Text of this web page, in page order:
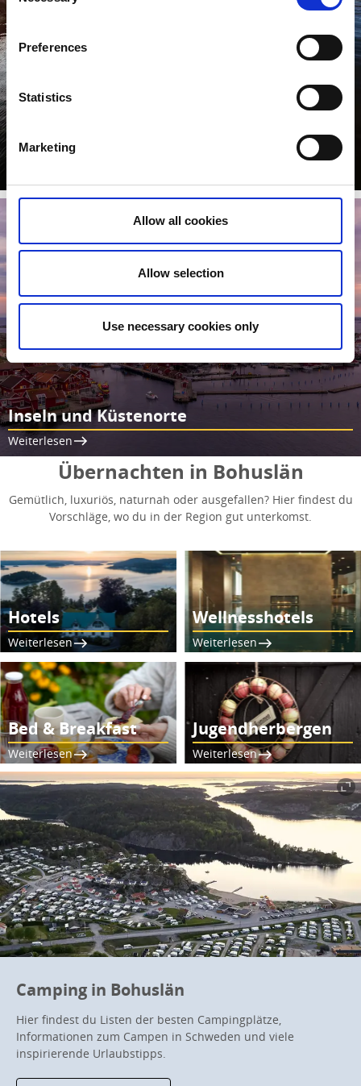
Preferences
Statistics
Marketing
Allow all cookies
Allow selection
Use necessary cookies only
Schalentiererlebnisse
Inseln und Küstenorte
Weiterlesen
Übernachten in Bohuslän
Gemütlich, luxuriös, naturnah oder ausgefallen? Hier findest du
Vorschläge, wo du in der Region gut unterkomst.
Hotels
Weiterlesen
Wellnesshotels
Weiterlesen
Bed & Breakfast
Weiterlesen
Jugendherbergen
Weiterlesen
Camping in Bohuslän
Hier findest du Listen der besten Campingplätze,
Informationen zum Campen in Schweden und viele
inspirierende Urlaubstipps.